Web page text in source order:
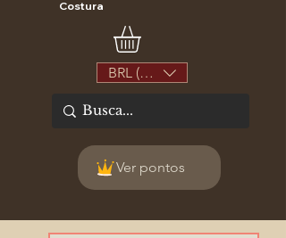
Costura
BRL (R$)
Ver pontos